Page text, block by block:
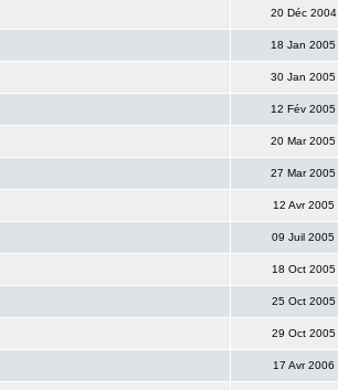
20 Déc 2004
18 Jan 2005
30 Jan 2005
12 Fév 2005
20 Mar 2005
27 Mar 2005
12 Avr 2005
09 Juil 2005
18 Oct 2005
25 Oct 2005
29 Oct 2005
17 Avr 2006